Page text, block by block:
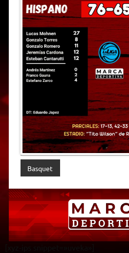
Basquet